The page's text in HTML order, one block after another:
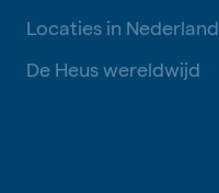
Locaties in Nederland
De Heus wereldwijd